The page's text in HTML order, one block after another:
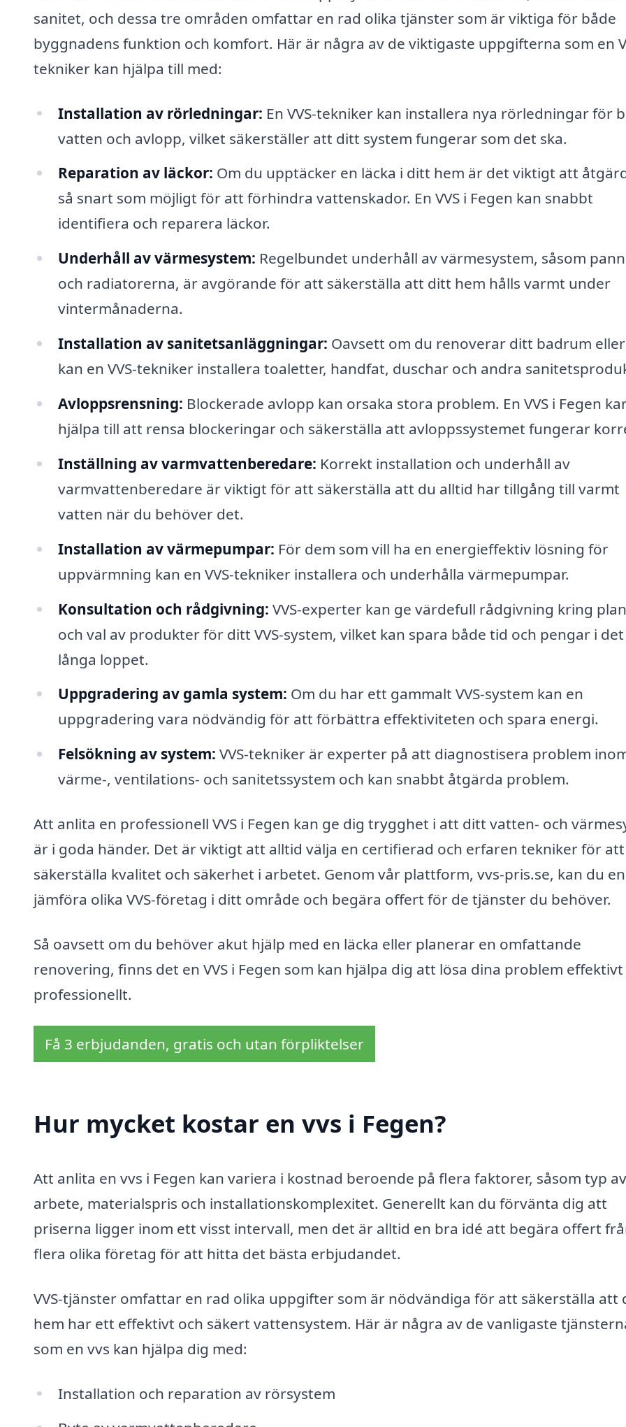
sanitet, och dessa tre områden omfattar en rad olika tjänster som är viktiga för både
byggnadens funktion och komfort. Här är några av de viktigaste uppgifterna som en
tekniker kan hjälpa till med:
Installation av rörledningar: En VVS-tekniker kan installera nya rörledningar för
vatten och avlopp, vilket säkerställer att ditt system fungerar som det ska.
Reparation av läckor: Om du upptäcker en läcka i ditt hem är det viktigt att
så snart som möjligt för att förhindra vattenskador. En VVS i Fegen kan snabbt
identifiera och reparera läckor.
Underhåll av värmesystem: Regelbundet underhåll av värmesystem, såsom
och radiatorerna, är avgörande för att säkerställa att ditt hem hålls varmt under
vintermånaderna.
Installation av sanitetsanläggningar: Oavsett om du renoverar ditt badrum
kan en VVS-tekniker installera toaletter, handfat, duschar och andra
Avloppsrensning: Blockerade avlopp kan orsaka stora problem. En VVS i Fegen
hjälpa till att rensa blockeringar och säkerställa att avloppssystemet fungerar
Inställning av varmvattenberedare: Korrekt installation och underhåll av
varmvattenberedare är viktigt för att säkerställa att du alltid har tillgång till varmt
vatten när du behöver det.
Installation av värmepumpar: För dem som vill ha en energieffektiv lösning för
uppvärmning kan en VVS-tekniker installera och underhålla värmepumpar.
Konsultation och rådgivning: VVS-experter kan ge värdefull rådgivning kring
och val av produkter för ditt VVS-system, vilket kan spara både tid och pengar i det
långa loppet.
Uppgradering av gamla system: Om du har ett gammalt VVS-system kan en
uppgradering vara nödvändig för att förbättra effektiviteten och spara energi.
Felsökning av system: VVS-tekniker är experter på att diagnostisera problem
värme-, ventilations- och sanitetssystem och kan snabbt åtgärda problem.
Att anlita en professionell VVS i Fegen kan ge dig trygghet i att ditt vatten- och
är i goda händer. Det är viktigt att alltid välja en certifierad och erfaren tekniker för att
säkerställa kvalitet och säkerhet i arbetet. Genom vår plattform, vvs-pris.se, kan du
jämföra olika VVS-företag i ditt område och begära offert för de tjänster du behöver.
Så oavsett om du behöver akut hjälp med en läcka eller planerar en omfattande
renovering, finns det en VVS i Fegen som kan hjälpa dig att lösa dina problem
professionellt.
Få 3 erbjudanden, gratis och utan förpliktelser
Hur mycket kostar en vvs i Fegen?
Att anlita en vvs i Fegen kan variera i kostnad beroende på flera faktorer, såsom typ av
arbete, materialspris och installationskomplexitet. Generellt kan du förvänta dig att
priserna ligger inom ett visst intervall, men det är alltid en bra idé att begära offert
flera olika företag för att hitta det bästa erbjudandet.
VVS-tjänster omfattar en rad olika uppgifter som är nödvändiga för att säkerställa att
hem har ett effektivt och säkert vattensystem. Här är några av de vanligaste
som en vvs kan hjälpa dig med:
Installation och reparation av rörsystem